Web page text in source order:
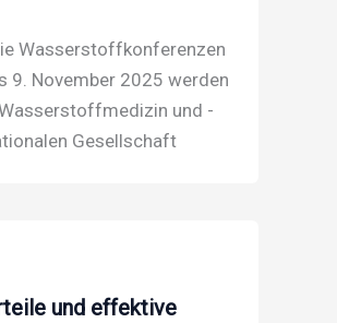
Wasserstoffkonferenzen
9. November 2025 werden
und -
Gesellschaft
und effektive